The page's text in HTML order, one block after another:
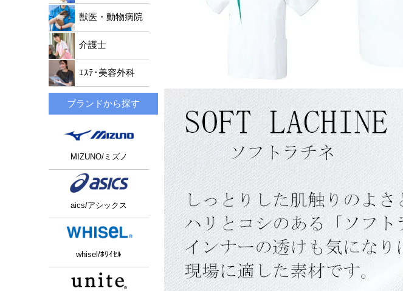
獣医・動物病院
介護士
ｴｽﾃ･美容外科
ブランドから探す
MIZUNO/ミズノ
aics/アシックス
whisel/ﾎﾜｲｾﾙ